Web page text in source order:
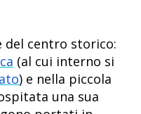
del centro storico:
(al cui interno si
) e nella piccola
una sua